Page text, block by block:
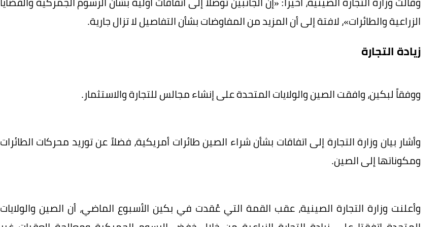
الزراعية والطائرات»، لافتة إلى أن المزيد من المفاوضات بشأن التفاصيل لا تزال جارية.
زيادة التجارة
ووفقاً لبكين، وافقت الصين والولايات المتحدة على إنشاء مجالس للتجارة والاستثمار.
وأشار بيان وزارة التجارة إلى اتفاقات بشأن شراء الصين طائرات أمريكية، فضلاً عن توريد محركات الطائرات
ومكوناتها إلى الصين.
وأعلنت وزارة التجارة الصينية، عقب القمة التي عُقدت في بكين الأسبوع الماضي، أن الصين والولايات